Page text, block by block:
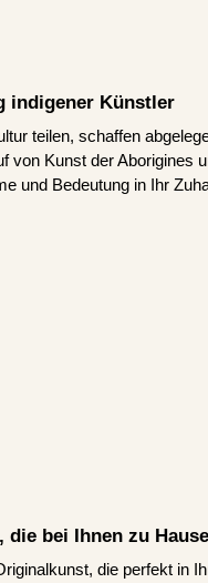
indigener Künstler
teilen, schaffen
von Kunst der Aborigines
und Bedeutung in Ihr
die bei Ihnen zu
die perfekt in